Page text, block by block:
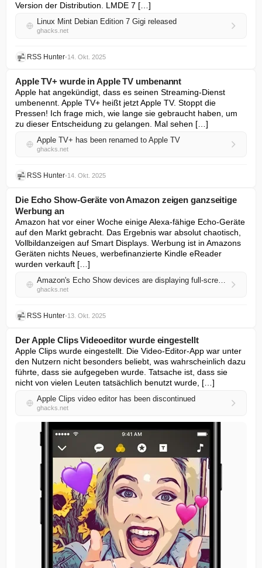
Version der Distribution. LMDE 7 […]
Linux Mint Debian Edition 7 Gigi released
ghacks.net
RSS Hunter•14. Okt. 2025
Apple TV+ wurde in Apple TV umbenannt
Apple hat angekündigt, dass es seinen Streaming-Dienst
umbenennt. Apple TV+ heißt jetzt Apple TV. Stoppt die
Pressen! Ich frage mich, wie lange sie gebraucht haben, um
zu dieser Entscheidung zu gelangen. Mal sehen […]
Apple TV+ has been renamed to Apple TV
ghacks.net
RSS Hunter•14. Okt. 2025
Die Echo Show-Geräte von Amazon zeigen ganzseitige
Werbung an
Amazon hat vor einer Woche einige Alexa-fähige Echo-Geräte
auf den Markt gebracht. Das Ergebnis war absolut chaotisch,
Vollbildanzeigen auf Smart Displays. Werbung ist in Amazons
Geräten nichts Neues, werbefinanzierte Kindle eReader
wurden verkauft […]
Amazon's Echo Show devices are displaying full-screen ads
ghacks.net
RSS Hunter•13. Okt. 2025
Der Apple Clips Videoeditor wurde eingestellt
Apple Clips wurde eingestellt. Die Video-Editor-App war unter
den Nutzern nicht besonders beliebt, was wahrscheinlich dazu
führte, dass sie aufgegeben wurde. Tatsache ist, dass sie
nicht von vielen Leuten tatsächlich benutzt wurde, […]
Apple Clips video editor has been discontinued
ghacks.net